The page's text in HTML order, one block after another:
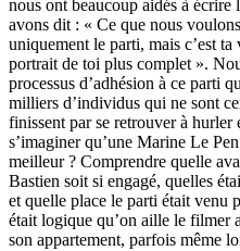
nous ont beaucoup aidés à
avons dit : « Ce que nous
uniquement le parti, mais c’est
portrait de toi plus complet ».
processus d’adhésion à ce parti
milliers d’individus qui ne sont
finissent par se retrouver à hurler
s’imaginer qu’une Marine Le
meilleur ? Comprendre quelle
Bastien soit si engagé, quelles
et quelle place le parti était venu
était logique qu’on aille le filmer
son appartement, parfois même